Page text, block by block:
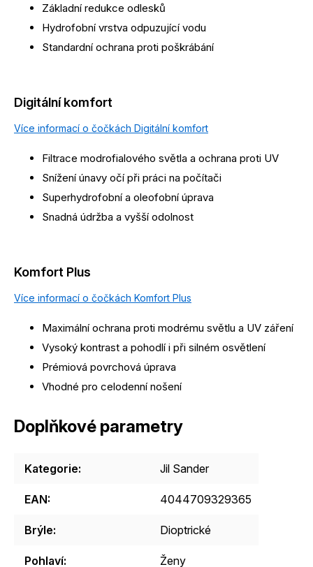
Základní redukce odlesků
Hydrofobní vrstva odpuzující vodu
Standardní ochrana proti poškrábání
Digitální komfort
Více informací o čočkách Digitální komfort
Filtrace modrofialového světla a ochrana proti UV
Snížení únavy očí při práci na počítači
Superhydrofobní a oleofobní úprava
Snadná údržba a vyšší odolnost
Komfort Plus
Více informací o čočkách Komfort Plus
Maximální ochrana proti modrému světlu a UV záření
Vysoký kontrast a pohodlí i při silném osvětlení
Prémiová povrchová úprava
Vhodné pro celodenní nošení
Doplňkové parametry
Kategorie: Jil Sander
EAN: 4044709329365
Brýle: Dioptrické
Pohlaví: Ženy